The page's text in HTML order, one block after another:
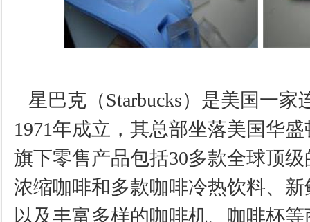
星巴克（Starbucks）是美国一家
1971年成立，其总部坐落美国华
旗下零售产品包括30多款全球顶
浓缩咖啡和多款咖啡冷热饮料、
以及丰富多样的咖啡机、咖啡杯